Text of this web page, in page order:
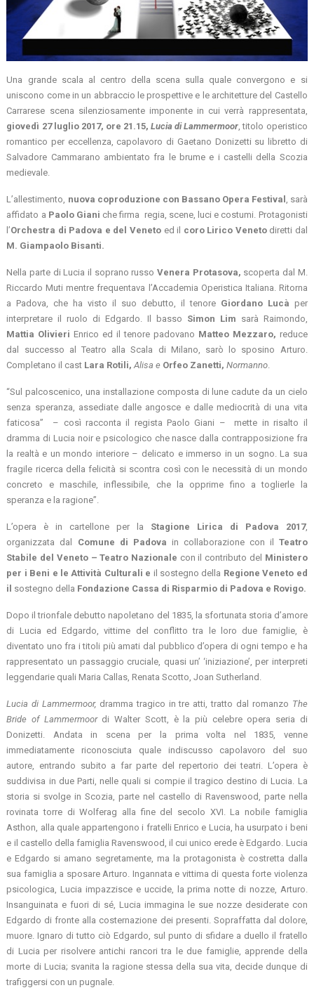
Una grande scala al centro della scena sulla quale convergono e si
uniscono come in un abbraccio le prospettive e le architetture del Castello
Carrarese scena silenziosamente imponente in cui verrà rappresentata,
giovedì 27 luglio 2017, ore 21.15,Lucia di Lammermoor , titolo operistico
romantico per eccellenza, capolavoro di Gaetano Donizetti su libretto di
Salvadore Cammarano ambientato fra le brume e i castelli della Scozia
medievale.
L’allestimento, nuova coproduzione con Bassano Opera Festival
, sarà
affidato a Paolo Giani che firma regia, scene, luci e costumi. Protagonisti
l’Orchestra di Padova e del Veneto ed il coro Lirico Venetodiretti dal
M. Giampaolo Bisanti.
Nella parte di Lucia il soprano russo Venera Protasova, scoperta dal M.
Riccardo Muti mentre frequentava l’Accademia Operistica Italiana. Ritorna
a Padova, che ha visto il suo debutto, il tenoreGiordano Lucà per
interpretare il ruolo di Edgardo. Il basso Simon Lim sarà Raimondo,
Mattia Olivieri Enrico ed il tenore padovano Matteo Mezzaro, reduce
dal successo al Teatro alla Scala di Milano, sarò lo sposino Arturo.
Completano il cast Lara Rotili, Alisa e Orfeo Zanetti,Normanno
“Sul palcoscenico, una installazione composta di lune cadute da un cielo
senza speranza, assediate dalle angosce e dalle mediocrità di una vita
faticosa” – così racconta il regista Paolo Giani – mette in risalto il
dramma di Lucia noir e psicologico che nasce dalla contrapposizione fra
la realtà e un mondo interiore – delicato e immerso in un sogno. La sua
fragile ricerca della felicità si scontra così con le necessità di un mondo
concreto e maschile, inflessibile, che la opprime fino a toglierle la
speranza e la ragione”.
L’opera è in cartellone per la Stagione Lirica di Padova 2017,
organizzata dal Comune di Padova in collaborazione con il Teatro
Stabile del Veneto – Teatro Nazionale con il contributo del Ministero
per i Beni e le Attività Culturali e il sostegno della Regione Veneto ed
il sostegno della Fondazione Cassa di Risparmio di Padova e Rovigo.
Dopo il trionfale debutto napoletano del 1835, la sfortunata storia d’amore
di Lucia ed Edgardo, vittime del conflitto tra le loro due famiglie, è
diventato uno fra i titoli più amati dal pubblico d’opera di ogni tempo e ha
rappresentato un passaggio cruciale, quasi un’ ‘iniziazione’, per interpreti
leggendarie quali Maria Callas, Renata Scotto, Joan Sutherland.
Lucia di Lammermoor, dramma tragico in tre atti, tratto dal romanzo The
Bride of Lammermoordi Walter Scott, è la più celebre opera seria di
Donizetti. Andata in scena per la prima volta nel 1835, venne
immediatamente riconosciuta quale indiscusso capolavoro del suo
autore, entrando subito a far parte del repertorio dei teatri. L’opera è
suddivisa in due Parti, nelle quali si compie il tragico destino di Lucia. La
storia si svolge in Scozia, parte nel castello di Ravenswood, parte nella
rovinata torre di Wolferag alla fine del secolo XVI. La nobile famiglia
Asthon, alla quale appartengono i fratelli Enrico e Lucia, ha usurpato i beni
e il castello della famiglia Ravenswood, il cui unico erede è Edgardo. Lucia
e Edgardo si amano segretamente, ma la protagonista è costretta dalla
sua famiglia a sposare Arturo. Ingannata e vittima di questa forte violenza
psicologica, Lucia impazzisce e uccide, la prima notte di nozze, Arturo.
Insanguinata e fuori di sé, Lucia immagina le sue nozze desiderate con
Edgardo di fronte alla costernazione dei presenti. Sopraffatta dal dolore,
muore. Ignaro di tutto ciò Edgardo, sul punto di sfidare a duello il fratello
di Lucia per risolvere antichi rancori tra le due famiglie, apprende della
morte di Lucia; svanita la ragione stessa della sua vita, decide dunque di
trafiggersi con un pugnale.